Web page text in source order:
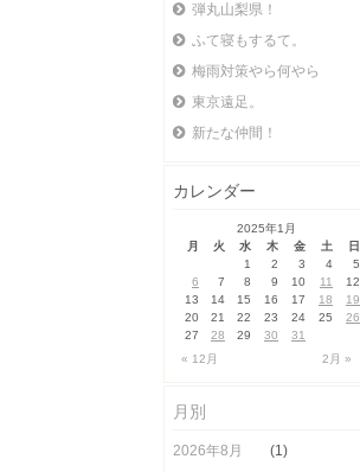
弾丸山梨県！
ふて寝もするて。
梅雨対策やら何やら
東京遠足。
新たな仲間！
カレンダー
2025年1月
月
火 水 木 金 土 日
« 12月 2月 »
1 2 3 4
5
6
7 8 9 10 11
12
13
14 15 16 17 18
19
20
21 22 23 24 25
26
27
28 29 30 31
月別
2026年8月
(1)